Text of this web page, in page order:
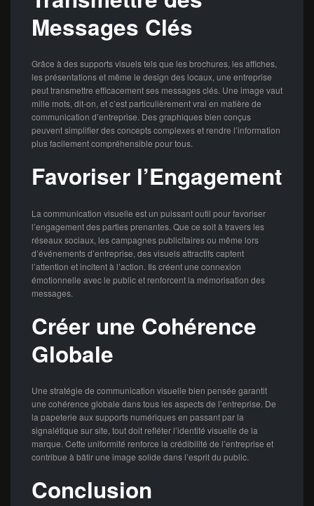
Messages Clés
Grâce à des supports visuels tels que les brochures, les affiches,
les présentations et même le design des locaux, une entreprise
peut transmettre efficacement ses messages clés. Une image vaut
mille mots, dit-on, et c’est particulièrement vrai en matière de
communication d’entreprise. Des graphiques bien conçus
peuvent simplifier des concepts complexes et rendre l’information
plus facilement compréhensible pour tous.
Favoriser l’Engagement
La communication visuelle est un puissant outil pour favoriser
l’engagement des parties prenantes. Que ce soit à travers les
réseaux sociaux, les campagnes publicitaires ou même lors
d’événements d’entreprise, des visuels attractifs captent
l’attention et incitent à l’action. Ils créent une connexion
émotionnelle avec le public et renforcent la mémorisation des
messages.
Créer une Cohérence
Globale
Une stratégie de communication visuelle bien pensée garantit
une cohérence globale dans tous les aspects de l’entreprise. De
la papeterie aux supports numériques en passant par la
signalétique sur site, tout doit refléter l’identité visuelle de la
marque. Cette uniformité renforce la crédibilité de l’entreprise et
contribue à bâtir une image solide dans l’esprit du public.
Conclusion